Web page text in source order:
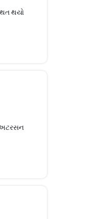
થયો
અટરસન